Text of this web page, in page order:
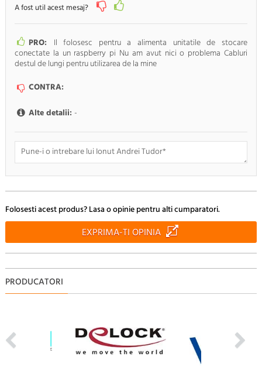
A fost util acest mesaj?
PRO: Il folosesc pentru a alimenta unitatile de stocare
conectate la un raspberry pi Nu am avut nici o problema Cabluri
destul de lungi pentru utilizarea de la mine
CONTRA:
Alte detalii: -
RENUNTA
TRIMITE
Folosesti acest produs? Lasa o opinie pentru alti cumparatori.
EXPRIMA-TI OPINIA
PRODUCATORI